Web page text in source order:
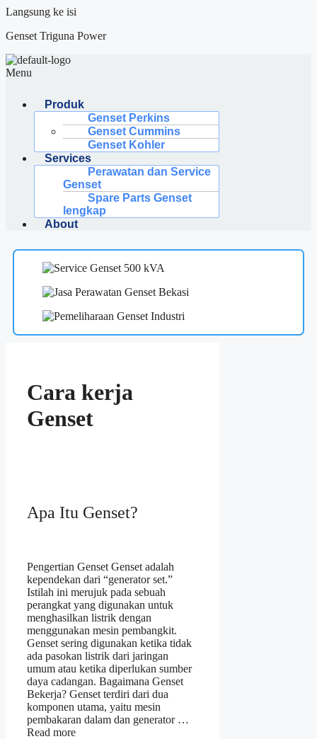
Langsung ke isi
Genset Triguna Power
Menu
Produk
Genset Perkins
Genset Cummins
Genset Kohler
Services
Perawatan dan Service
Genset
Spare Parts Genset
lengkap
About
Cara kerja
Genset
Apa Itu Genset?
Pengertian Genset Genset adalah
kependekan dari “generator set.”
Istilah ini merujuk pada sebuah
perangkat yang digunakan untuk
menghasilkan listrik dengan
menggunakan mesin pembangkit.
Genset sering digunakan ketika tidak
ada pasokan listrik dari jaringan
umum atau ketika diperlukan sumber
daya cadangan. Bagaimana Genset
Bekerja? Genset terdiri dari dua
komponen utama, yaitu mesin
pembakaran dalam dan generator …
Read more